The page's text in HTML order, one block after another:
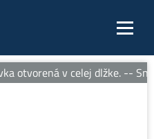
otvorená v celej dlžke. --